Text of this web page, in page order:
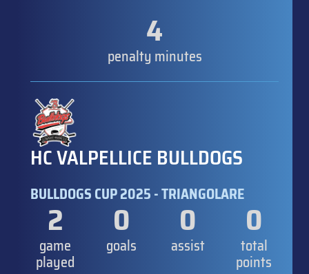
4
penalty minutes
HC VALPELLICE BULLDOGS
BULLDOGS CUP 2025 - TRIANGOLARE
2
game
played
0
goals
0
assist
0
total
points